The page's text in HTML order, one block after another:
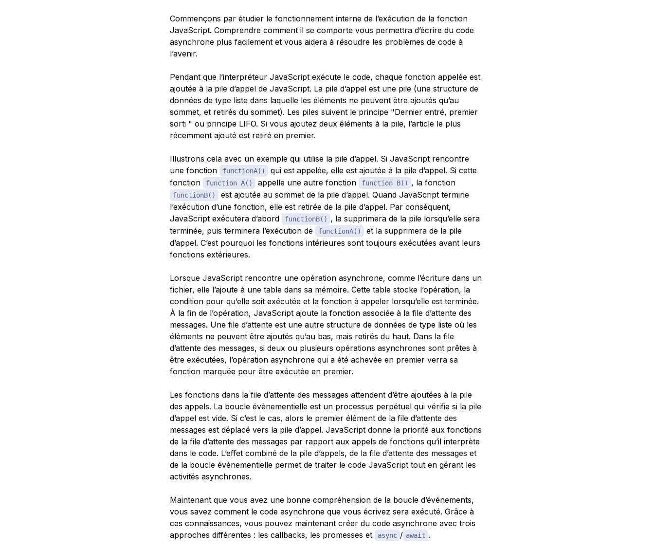
Commençons par étudier le fonctionnement interne de l’exécution de la fonction
JavaScript. Comprendre comment il se comporte vous permettra d’écrire du code
asynchrone plus facilement et vous aidera à résoudre les problèmes de code à
l’avenir.
Pendant que l’interpréteur JavaScript exécute le code, chaque fonction appelée est
ajoutée à la pile d’appelde JavaScript. La pile d’appel est une pile(une structure de
données de type liste dans laquelle les éléments ne peuvent être ajoutés qu’au
sommet, et retirés du sommet). Les piles suivent le principe "Dernier entré, premier
sorti " ou principe LIFO. Si vous ajoutez deux éléments à la pile, l’article le plus
récemment ajouté est retiré en premier.
Illustrons cela avec un exemple qui utilise la pile d’appel. Si JavaScript rencontre
une fonction
functionA()
qui est appelée, elle est ajoutée à la pile d’appel. Si cette
fonction
function A() appelle une autre fonction function B() , la fonction
functionB()
est ajoutée au sommet de la pile d’appel. Quand JavaScript termine
l’exécution d’une fonction, elle est retirée de la pile d’appel. Par conséquent,
JavaScript exécutera d’abord
functionB() , la supprimera de la pile lorsqu’elle sera
terminée, puis terminera l’exécution de
functionA()
et la supprimera de la pile
d’appel. C’est pourquoi les fonctions intérieures sont toujours exécutées avant leurs
fonctions extérieures.
Lorsque JavaScript rencontre une opération asynchrone, comme l’écriture dans un
fichier, elle l’ajoute à une table dans sa mémoire. Cette table stocke l’opération, la
condition pour qu’elle soit exécutée et la fonction à appeler lorsqu’elle est terminée.
À la fin de l’opération, JavaScript ajoute la fonction associée à la file d’attente des
messages. Une file d’attente est une autre structure de données de type liste où les
éléments ne peuvent être ajoutés qu’au bas, mais retirés du haut. Dans la file
d’attente des messages, si deux ou plusieurs opérations asynchrones sont prêtes à
être exécutées, l’opération asynchrone qui a été achevée en premier verra sa
fonction marquée pour être exécutée en premier.
Les fonctions dans la file d’attente des messages attendent d’être ajoutées à la pile
des appels. La boucle événementielleest un processus perpétuel qui vérifie si la pile
d’appel est vide. Si c’est le cas, alors le premier élément de la file d’attente des
messages est déplacé vers la pile d’appel. JavaScript donne la priorité aux fonctions
de la file d’attente des messages par rapport aux appels de fonctions qu’il interprète
dans le code. L’effet combiné de la pile d’appels, de la file d’attente des messages et
de la boucle événementielle permet de traiter le code JavaScript tout en gérant les
activités asynchrones.
Maintenant que vous avez une bonne compréhension de la boucle d’événements,
vous savez comment le code asynchrone que vous écrivez sera exécuté. Grâce à
ces connaissances, vous pouvez maintenant créer du code asynchrone avec trois
approches différentes : les callbacks, les promesses et
async / await .